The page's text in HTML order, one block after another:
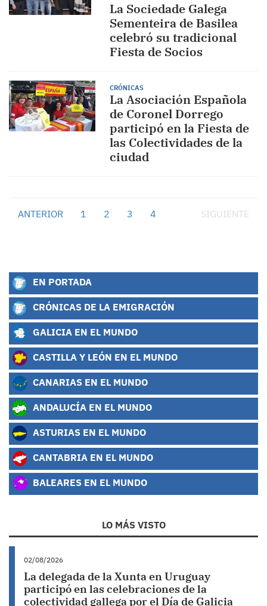
La Sociedade Galega
Sementeira de Basilea
celebró su tradicional
Fiesta de Socios
CRÓNICAS
La Asociación Española
de Coronel Dorrego
participó en la Fiesta de
las Colectividades de la
ciudad
ANTERIOR 1 2 3 4 SIGUIENTE
EN PORTADA
CRÓNICAS DE LA EMIGRACIÓN
GALICIA EN EL MUNDO
CASTILLA Y LEÓN EN EL MUNDO
CANARIAS EN EL MUNDO
ANDALUCÍA EN EL MUNDO
ASTURIAS EN EL MUNDO
CANTABRIA EN EL MUNDO
BALEARES EN EL MUNDO
LO MÁS VISTO
02/08/2026
La delegada de la Xunta en Uruguay
participó en las celebraciones de la
colectividad gallega por el Día de Galicia